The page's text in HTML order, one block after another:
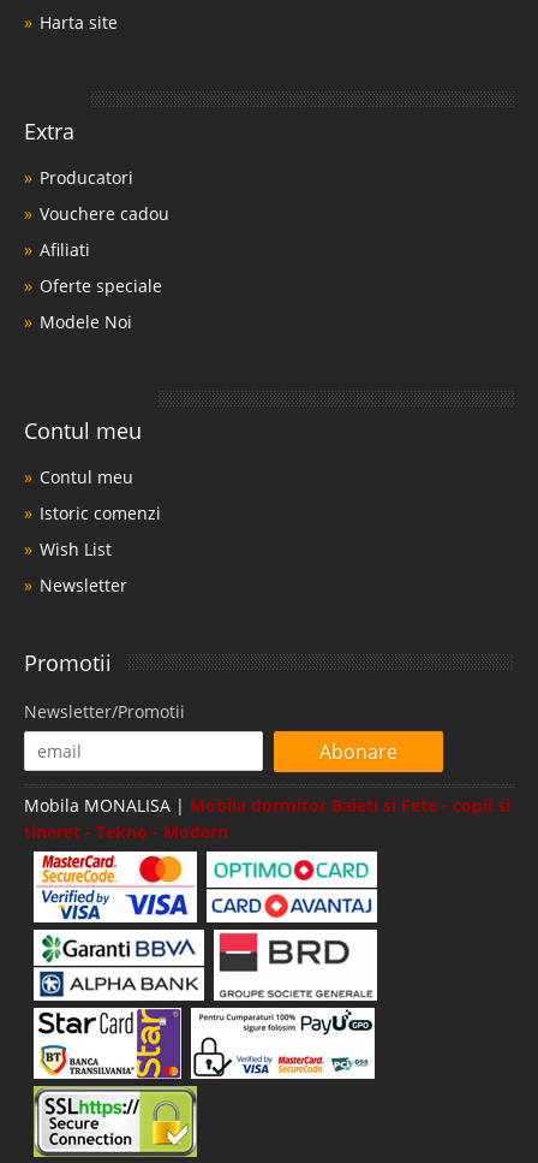
Harta site
Extra
Producatori
Vouchere cadou
Afiliati
Oferte speciale
Modele Noi
Contul meu
Contul meu
Istoric comenzi
Wish List
Newsletter
Promotii
Newsletter/Promotii
Abonare
Mobila MONALISA | Mobila dormitor Baieti si Fete - copii si
tineret - Tekno - Modern